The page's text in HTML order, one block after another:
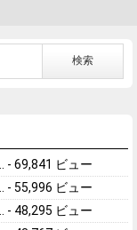
- 69,841 ビュー
- 55,996 ビュー
- 48,295 ビュー